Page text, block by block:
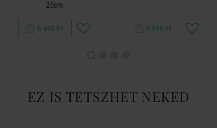
25cm
6 490 Ft 5 990 Ft
EZ IS TETSZHET NEKED